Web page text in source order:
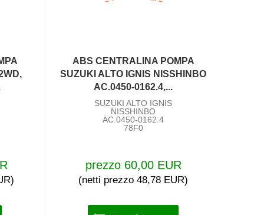
ABS CENTRALINA POMPA
SUZUKI ALTO IGNIS NISSHINBO
AC.0450-0162.4,...
SUZUKI ALTO IGNIS
NISSHINBO
AC.0450-0162.4
78F0
prezzo 60,00 EUR
(netti prezzo 48,78 EUR)